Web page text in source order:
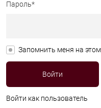
Пароль*
Запомнить меня на
Войти как пользователь